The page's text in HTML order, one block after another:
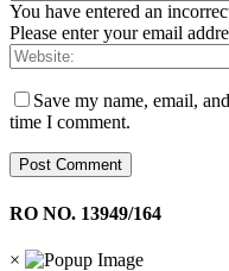
You have entered an
Please enter your email
Save my name, email,
time I comment.
RO NO. 13949/164
×